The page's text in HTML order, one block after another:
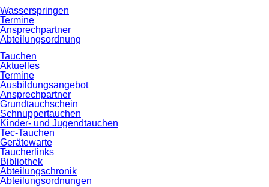
Wasserspringen
Termine
Ansprechpartner
Abteilungsordnung
Tauchen
Aktuelles
Termine
Ausbildungsangebot
Ansprechpartner
Grundtauchschein
Schnuppertauchen
Kinder- und Jugendtauchen
Tec-Tauchen
Gerätewarte
Taucherlinks
Bibliothek
Abteilungschronik
Abteilungsordnungen